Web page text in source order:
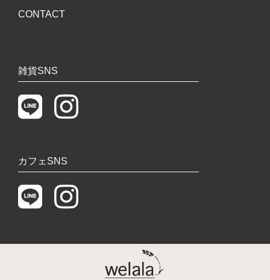
CONTACT
雑貨SNS
カフェSNS